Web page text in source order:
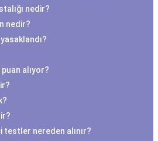
nedir?
nedir?
alıyor?
testler nereden alınır?